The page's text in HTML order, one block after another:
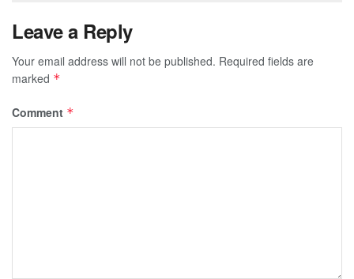
Leave a Reply
Your email address will not be published. Required fields are
marked *
Comment *